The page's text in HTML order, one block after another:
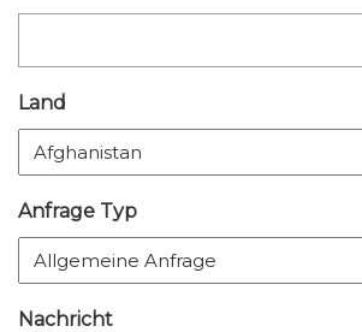
Land
Anfrage Typ
Nachricht